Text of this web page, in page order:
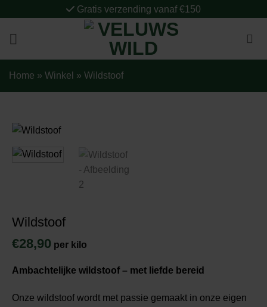
inhoud
Gratis verzending vanaf €150
Home » Winkel » Wildstoof
Wildstoof
€28,90 per kilo
Ambachtelijke wildstoof – met liefde bereid
Onze wildstoof wordt met passie gemaakt in onze eigen